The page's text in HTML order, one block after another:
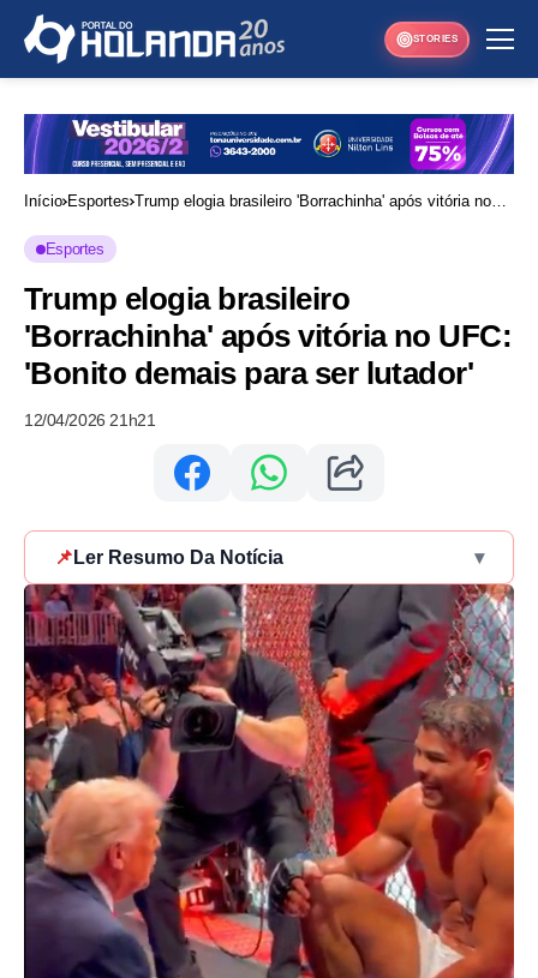
STORIES
Início Esportes Trump elogia brasileiro 'Borrachinha' após vitória no
Esportes
Trump elogia brasileiro
'Borrachinha' após vitória no UFC:
'Bonito demais para ser lutador'
12/04/2026 21h21
📌 Ler Resumo Da Notícia ▾